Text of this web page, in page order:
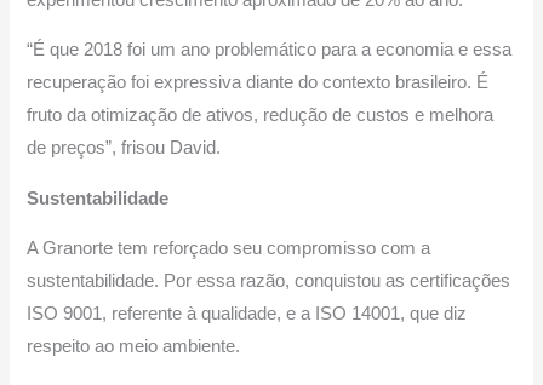
“É que 2018 foi um ano problemático para a economia e essa
recuperação foi expressiva diante do contexto brasileiro. É
fruto da otimização de ativos, redução de custos e melhora
de preços”, frisou David.
Sustentabilidade
A Granorte tem reforçado seu compromisso com a
sustentabilidade. Por essa razão, conquistou as certificações
ISO 9001, referente à qualidade, e a ISO 14001, que diz
respeito ao meio ambiente.